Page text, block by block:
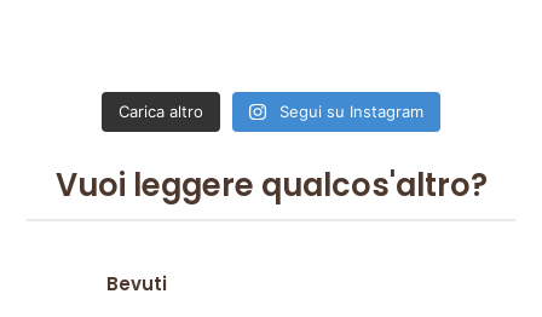
Carica altro Segui su Instagram
Vuoi leggere qualcos'altro?
Bevuti